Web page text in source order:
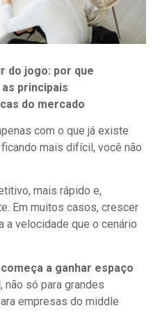
do jogo: por que
principais
do mercado
com o que já existe
mais difícil, você não
mais rápido e,
Em muitos casos, crescer
a velocidade que o cenário
a ganhar espaço
, não só para grandes
empresas do middle